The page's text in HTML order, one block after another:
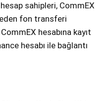
sahipleri, CommEX
fon transferi
hesabına kayıt
hesabı ile bağlantı